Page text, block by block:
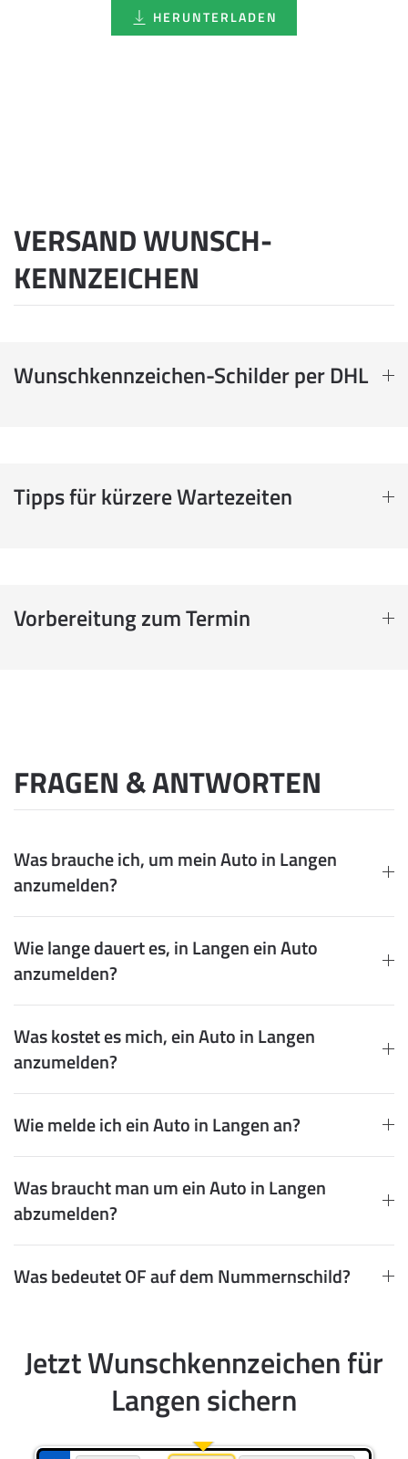
HERUNTERLADEN
VERSAND WUNSCH­
KENNZEICHEN
Wunschkennzeichen-Schilder per DHL
Tipps für kürzere Wartezeiten
Vorbereitung zum Termin
FRAGEN & ANTWORTEN
Was brauche ich, um mein Auto in Langen
anzumelden?
Wie lange dauert es, in Langen ein Auto
anzumelden?
Was kostet es mich, ein Auto in Langen
anzumelden?
Wie melde ich ein Auto in Langen an?
Was braucht man um ein Auto in Langen
abzumelden?
Was bedeutet OF auf dem Nummernschild?
Jetzt Wunschkennzeichen für
Langen sichern